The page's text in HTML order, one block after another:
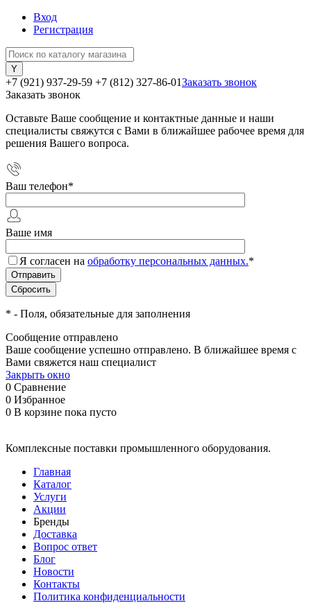
Вход
Регистрация
+7 (921) 937-29-59 +7 (812) 327-86-01Заказать звонок
Заказать звонок
Оставьте Ваше сообщение и контактные данные и наши
специалисты свяжутся с Вами в ближайшее рабочее время для
решения Вашего вопроса.
Ваш телефон*
Ваше имя
Я согласен на обработку персональных данных.*
* - Поля, обязательные для заполнения
Сообщение отправлено
Ваше сообщение успешно отправлено. В ближайшее время с
Вами свяжется наш специалист
Закрыть окно
0 Сравнение
0 Избранное
0 В корзине пока пусто
Комплексные поставки промышленного оборудования.
Главная
Каталог
Услуги
Акции
Бренды
Доставка
Вопрос ответ
Блог
Новости
Контакты
Политика конфиденциальности